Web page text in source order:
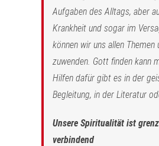
Aufgaben des Alltags, aber
Krankheit und sogar im
können wir uns allen Themen
zuwenden. Gott finden kann
Hilfen dafür gibt es in der
Begleitung, in der Literatur
Unsere Spiritualität ist
verbindend